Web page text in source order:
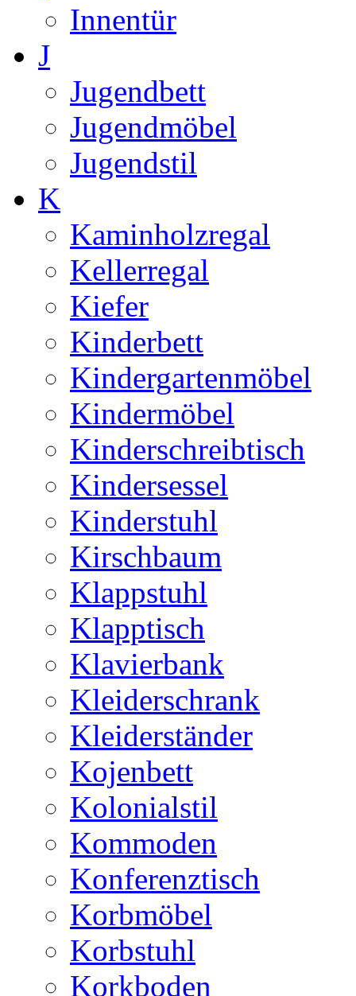
Innentür
J
Jugendbett
Jugendmöbel
Jugendstil
K
Kaminholzregal
Kellerregal
Kiefer
Kinderbett
Kindergartenmöbel
Kindermöbel
Kinderschreibtisch
Kindersessel
Kinderstuhl
Kirschbaum
Klappstuhl
Klapptisch
Klavierbank
Kleiderschrank
Kleiderständer
Kojenbett
Kolonialstil
Kommoden
Konferenztisch
Korbmöbel
Korbstuhl
Korkboden